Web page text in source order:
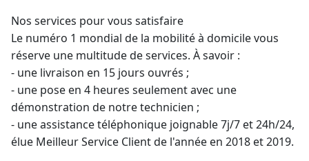
Nos services pour vous satisfaire
Le numéro 1 mondial de la mobilité à domicile vous
réserve une multitude de services. À savoir :
- une livraison en 15 jours ouvrés ;
- une pose en 4 heures seulement avec une
démonstration de notre technicien ;
- une assistance téléphonique joignable 7j/7 et 24h/24,
élue Meilleur Service Client de l'année en 2018 et 2019.